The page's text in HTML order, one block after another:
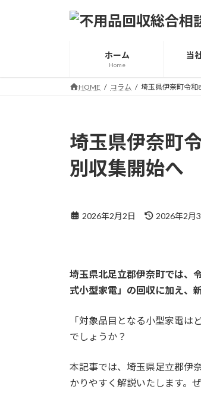
ホーム
Home
当
HOME コラム 埼玉県伊奈町令和
埼玉県伊奈町
別収集開始へ
2026年2月2日
更
2026年2月
埼玉県北足立郡伊奈町では、
式小型家電」の回収に加え、
「対象品目となる小型家電
でしょうか？
本記事では、埼玉県足立郡伊
かりやすく解説いたします。